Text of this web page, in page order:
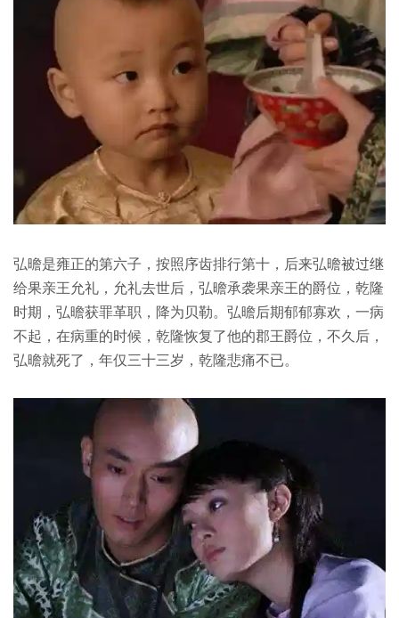
弘曕是雍正的第六子，按照序齿排行第十，后来弘曕被过继
给果亲王允礼，允礼去世后，弘曕承袭果亲王的爵位，乾隆
时期，弘曕获罪革职，降为贝勒。弘曕后期郁郁寡欢，一病
不起，在病重的时候，乾隆恢复了他的郡王爵位，不久后，
弘曕就死了，年仅三十三岁，乾隆悲痛不已。